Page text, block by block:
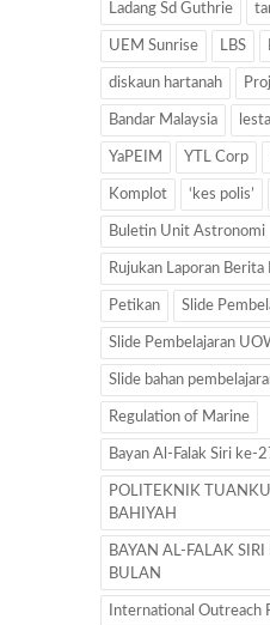
Ladang Sd Guthrie
UEM Sunrise LBS
diskaun hartanah
Bandar Malaysia
YaPEIM YTL Corp
Komplot ‘kes polis’
Buletin Unit Astronomi
Rujukan Laporan Berita
Petikan Slide
Slide Pembelajaran
Slide bahan
Regulation of Marine
Bayan Al-Falak Siri ke-
POLITEKNIK
BAHIYAH
BAYAN AL-FALAK
BULAN
International Outreach